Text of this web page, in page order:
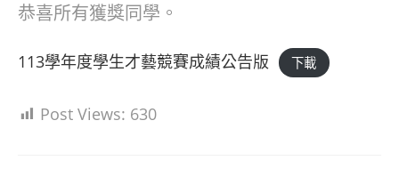
恭喜所有獲獎同學。
113學年度學生才藝競賽成績公告版 下載
Post Views: 630